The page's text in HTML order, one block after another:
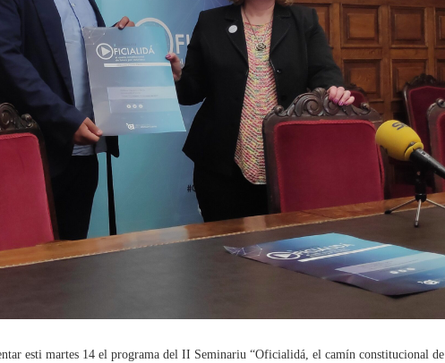
esti martes 14 el programa del II Seminariu “Oficialidá, el camín constitucional de